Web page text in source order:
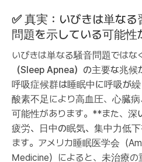
✅ 真実：いびきは単な
問題を示している可能性
いびきは単なる騒音問題ではな
（Sleep Apnea）の主要な兆
呼吸症候群は睡眠中に呼吸が
酸素不足により高血圧、心臓
可能性があります。**また、 深
疲労、日中の眠気、集中力低下
ます。アメリカ睡眠医学会（
Medicine）によると、未治療